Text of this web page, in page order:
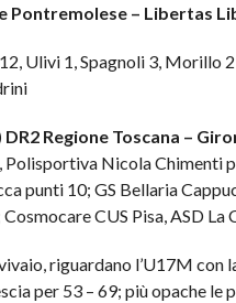
Pontremolese – Libertas
Ulivi 1, Spagnoli 3, Morillo
Regione Toscana –
Nicola Chimenti
punti 10; GS Bellaria
CUS Pisa, ASD
riguardano l’U17M
per 53 – 69; più opache